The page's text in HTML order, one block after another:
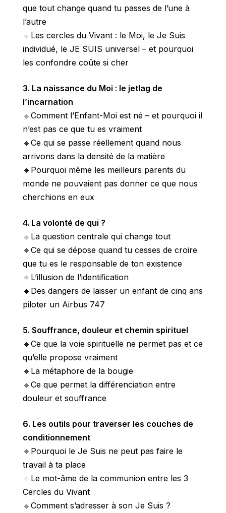
que tout change quand tu passes de l’une à
l’autre
🔸Les cercles du Vivant : le Moi, le Je Suis
individué, le JE SUIS universel – et pourquoi
les confondre coûte si cher
3. La naissance du Moi : le jetlag de
l’incarnation
🔸Comment l’Enfant-Moi est né – et pourquoi il
n’est pas ce que tu es vraiment
🔸Ce qui se passe réellement quand nous
arrivons dans la densité de la matière
🔸Pourquoi même les meilleurs parents du
monde ne pouvaient pas donner ce que nous
cherchions en eux
4. La volonté de qui ?
🔸La question centrale qui change tout
🔸Ce qui se dépose quand tu cesses de croire
que tu es le responsable de ton existence
🔸L’illusion de l’identification
🔸Des dangers de laisser un enfant de cinq ans
piloter un Airbus 747
5. Souffrance, douleur et chemin spirituel
🔸Ce que la voie spirituelle ne permet pas et ce
qu’elle propose vraiment
🔸La métaphore de la bougie
🔸Ce que permet la différenciation entre
douleur et souffrance
6. Les outils pour traverser les couches de
conditionnement
🔸Pourquoi le Je Suis ne peut pas faire le
travail à ta place
🔸Le mot-âme de la communion entre les 3
Cercles du Vivant
🔸Comment s’adresser à son Je Suis ?